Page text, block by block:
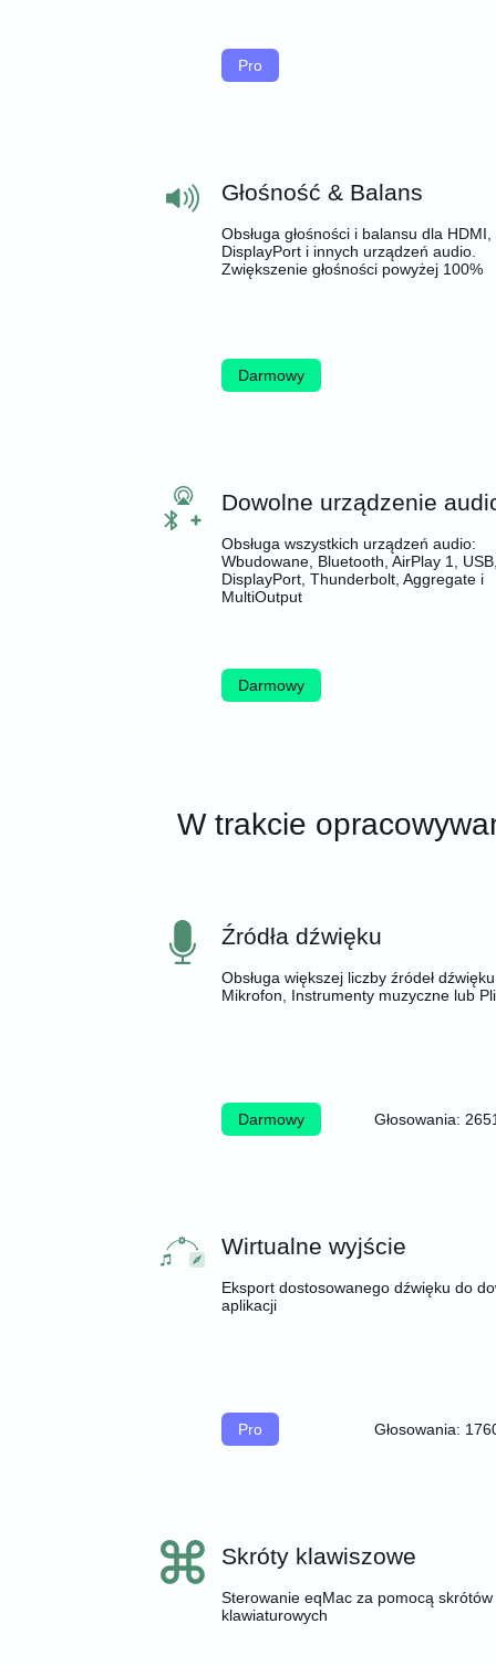
Pro
Głośność & Balans
Obsługa głośności i balansu dla HDMI,
DisplayPort i innych urządzeń audio.
Zwiększenie głośności powyżej 100%
Darmowy
Dowolne urządzenie
Obsługa wszystkich urządzeń audio:
Wbudowane, Bluetooth, AirPlay 1,
DisplayPort, Thunderbolt, Aggregate i
MultiOutput
Darmowy
W trakcie
Źródła dźwięku
Obsługa większej liczby źródeł
Mikrofon, Instrumenty muzyczne lub
Darmowy Głosowania:
Wirtualne wyjście
Eksport dostosowanego dźwięku do
aplikacji
Pro Głosowania:
Skróty klawiszowe
Sterowanie eqMac za pomocą skrótów
klawiaturowych